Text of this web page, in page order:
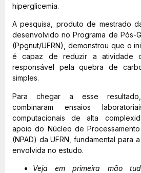
hiperglicemia.
A pesquisa, produto de mestrado
desenvolvido no Programa de Pós-
(Ppgnut/UFRN), demonstrou que o
é capaz de reduzir a atividade
responsável pela quebra de
simples.
Para chegar a esse
combinaram ensaios
computacionais de alta
apoio do Núcleo de
(NPAD) da UFRN, fundamental para
envolvida no estudo.
Veja em primeira mão